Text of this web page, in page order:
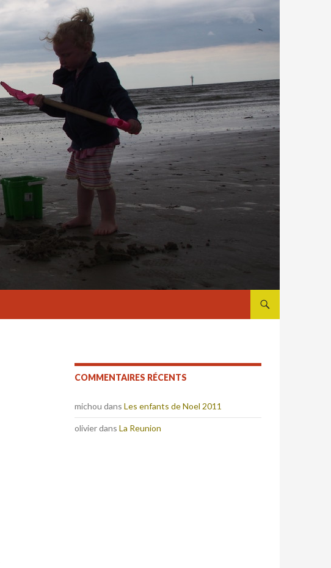
COMMENTAIRES RÉCENTS
michou dans Les enfants de Noel 2011
olivierdans La Reunion